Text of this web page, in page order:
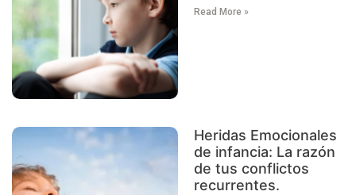
Read More »
Heridas Emocionales
de infancia: La razón
de tus conflictos
recurrentes.